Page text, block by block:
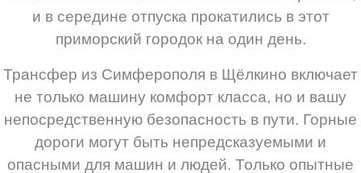
и в середине отпуска прокатились в этот
приморский городок на один день.
Трансфер из Симферополя в Щёлкино включает
не только машину комфорт класса, но и вашу
непосредственную безопасность в пути. Горные
дороги могут быть непредсказуемыми и
опасными для машин и людей. Только опытные